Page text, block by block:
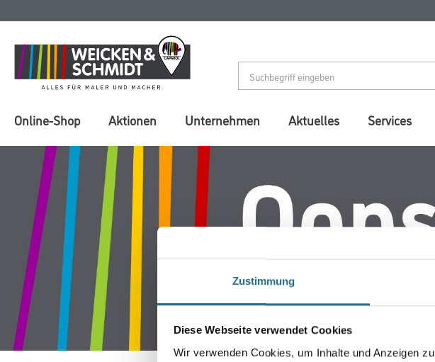
Zustimmung
Diese Webseite verwendet Cookies
Wir verwenden Cookies, um Inhalte und Anzeigen
springen
springen
Online-Shop Aktionen Unternehmen Aktuelles Services